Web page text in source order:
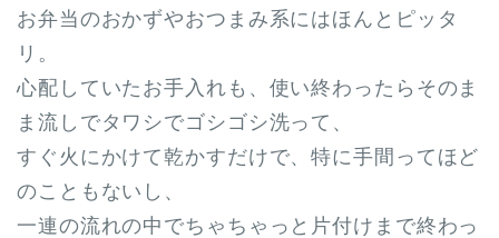
お弁当のおかずやおつまみ系にはほんとピッタ
リ。
心配していたお手入れも、使い終わったらそのま
ま流しでタワシでゴシゴシ洗って、
すぐ火にかけて乾かすだけで、特に手間ってほど
のこともないし、
一連の流れの中でちゃちゃっと片付けまで終わっ